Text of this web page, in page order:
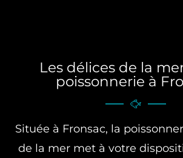
Les délices de la
poissonnerie à
Située à Fronsac, la
de la mer met à votre